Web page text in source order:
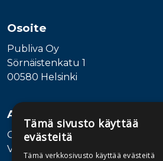
Osoite
Publiva Oy
Sörnäistenkatu 1
00580 Helsinki
Asiakaspalvelu
Ota yhteyttä
Vaihde: 010 345100
Tämä sivusto käyttää
evästeitä
Tämä verkkosivusto käyttää evästeitä